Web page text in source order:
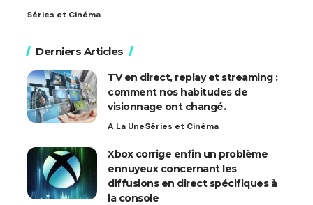
Séries et Cinéma
Derniers Articles
TV en direct, replay et streaming :
comment nos habitudes de
visionnage ont changé.
A La UneSéries et Cinéma
Xbox corrige enfin un problème
ennuyeux concernant les
diffusions en direct spécifiques à
la console